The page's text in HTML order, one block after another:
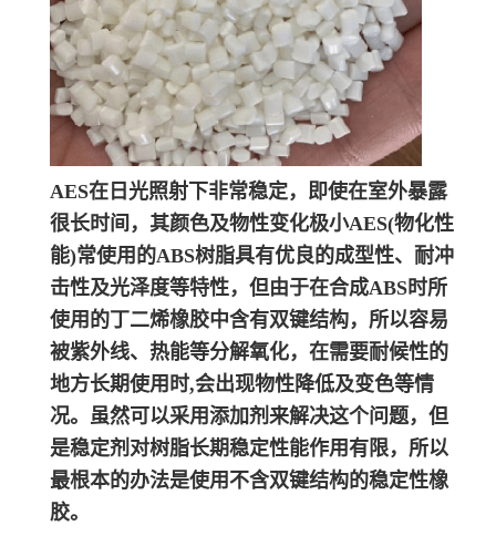
AES在日光照射下非常稳定，即使在室外暴露
很长时间，其颜色及物性变化极小AES(物化性
能)常使用的ABS树脂具有优良的成型性、耐冲
击性及光泽度等特性，但由于在合成ABS时所
使用的丁二烯橡胶中含有双键结构，所以容易
被紫外线、热能等分解氧化，在需要耐候性的
地方长期使用时,会出现物性降低及变色等情
况。虽然可以采用添加剂来解决这个问题，但
是稳定剂对树脂长期稳定性能作用有限，所以
最根本的办法是使用不含双键结构的稳定性橡
胶。